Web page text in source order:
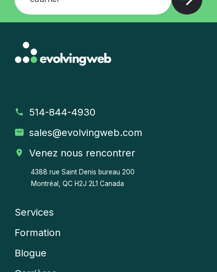
514-844-4930
sales@evolvingweb.com
Venez nous rencontrer
4388 rue Saint Denis bureau 200
Montréal, QC H2J 2L1 Canada
menu
Services
Formation
Blogue